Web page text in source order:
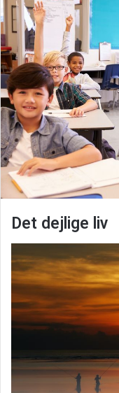
Det dejlige liv